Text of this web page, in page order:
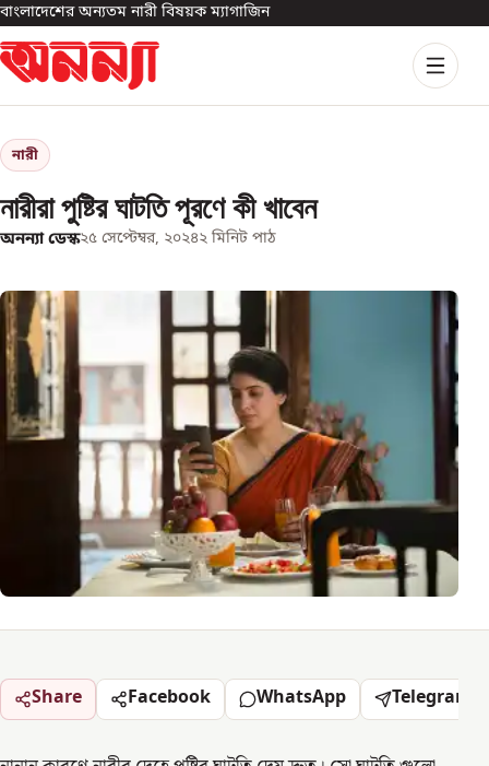
বাংলাদেশের অন্যতম নারী বিষয়ক ম্যাগাজিন
নারী
নারীরা পুষ্টির ঘাটতি পূরণে কী খাবেন
অনন্যা ডেস্ক২৫ সেপ্টেম্বর, ২০২৪২ মিনিট পাঠ
Share Facebook WhatsApp Telegram